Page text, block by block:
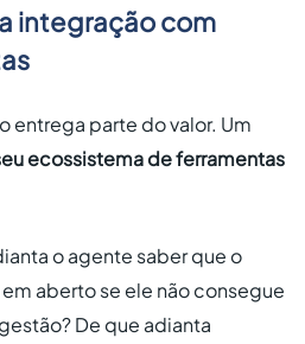
integração com
entrega parte do valor. Um
ecossistema de ferramentas
o agente saber que o
aberto se ele não consegue
De que adianta